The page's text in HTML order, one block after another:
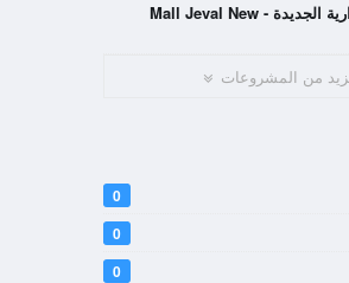
مول جيفال العاصمة الادارية الجديدة - Mall Jeval New
من المشروعات
0
0
0